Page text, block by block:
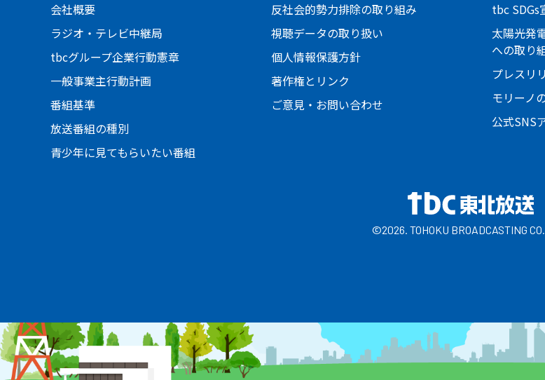
会社概要
ラジオ・テレビ中継局
tbcグループ企業行動憲章
一般事業主行動計画
番組基準
放送番組の種別
青少年に見てもらいたい番組
反社会的勢力排除の取り組み
視聴データの取り扱い
個人情報保護方針
著作権とリンク
ご意見・お問い合わせ
tbc SDGs
太陽光発
への取り
プレスリ
モリーノ
公式SNS
©2026. TOHOKU BROADCASTING